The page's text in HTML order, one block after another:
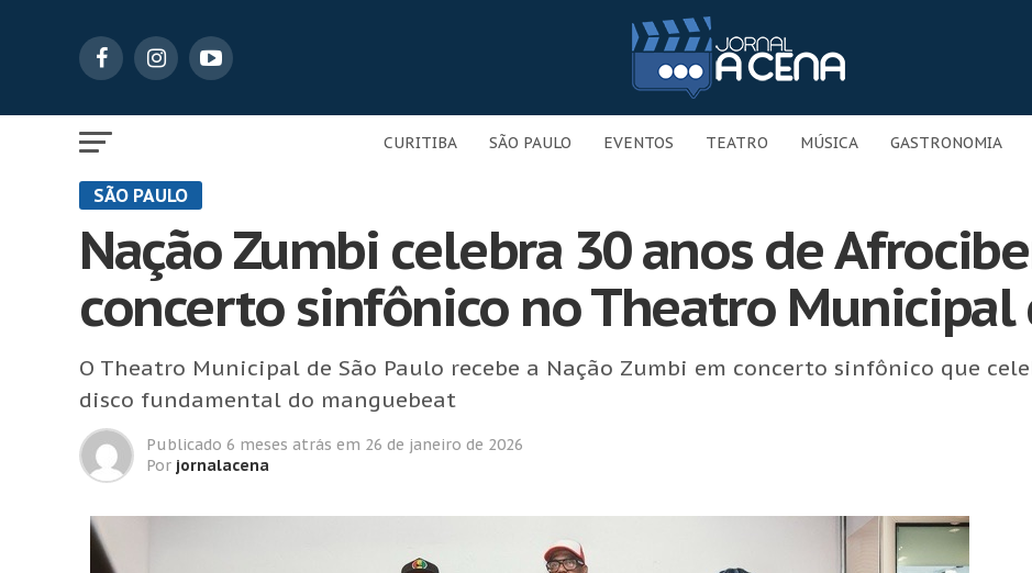
CURITIBA SÃO PAULO EVENTOS TEATRO MÚSICA GASTRONOMIA
SÃO PAULO
Nação Zumbi celebra 30 anos de
concerto sinfônico no Theatro Municipal
O Theatro Municipal de São Paulo recebe a Nação Zumbi em concerto sinfônico que
disco fundamental do manguebeat
Publicado 6 meses atrás em 26 de janeiro de 2026
Por jornalacena